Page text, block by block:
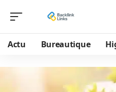
Actu Bureautique